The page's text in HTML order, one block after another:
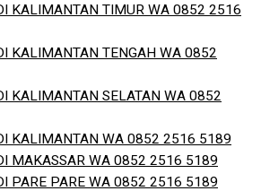
KALIMANTAN TIMUR WA 0852 2516
KALIMANTAN TENGAH WA 0852
KALIMANTAN SELATAN WA 0852
KALIMANTAN WA 0852 2516 5189
MAKASSAR WA 0852 2516 5189
PARE PARE WA 0852 2516 5189